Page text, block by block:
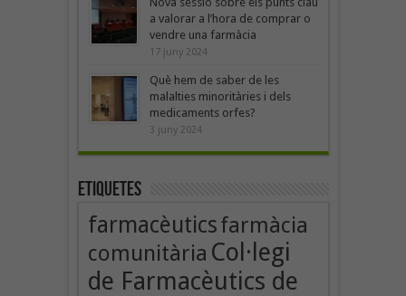
a valorar a l’hora de comprar o
vendre una farmàcia
17 juny 2024
Què hem de saber de les
malalties minoritàries i dels
medicaments orfes?
3 juny 2024
Etiquetes
farmacèuticsfarmàcia
comunitària Col·legi
de Farmacèutics de